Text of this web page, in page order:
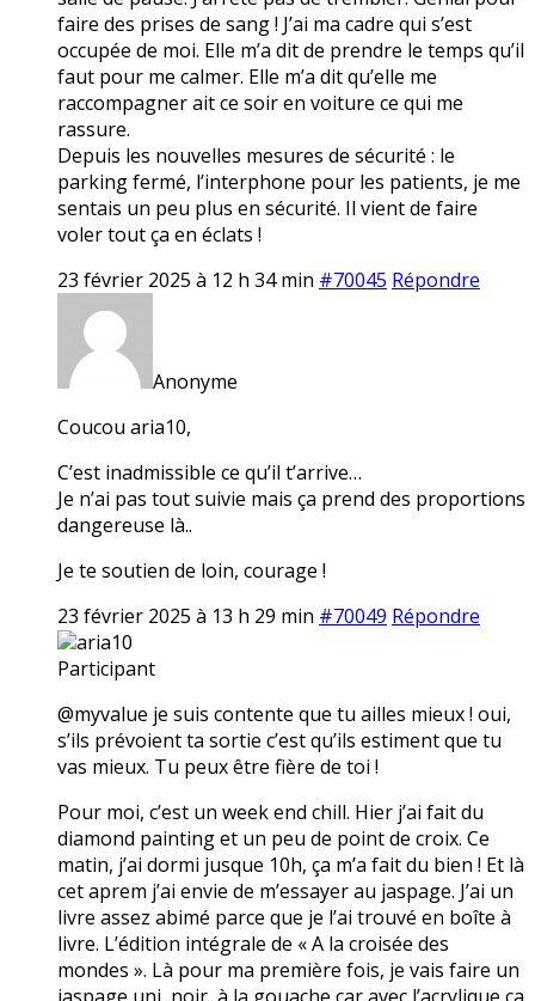
faire des prises de sang ! J’ai ma cadre qui s’est
occupée de moi. Elle m’a dit de prendre le temps qu’il
faut pour me calmer. Elle m’a dit qu’elle me
raccompagner ait ce soir en voiture ce qui me
rassure.
Depuis les nouvelles mesures de sécurité : le
parking fermé, l’interphone pour les patients, je me
sentais un peu plus en sécurité. Il vient de faire
voler tout ça en éclats !
23 février 2025 à 12 h 34 min #70045 Répondre
Anonyme
Coucou aria10,
C’est inadmissible ce qu’il t’arrive…
Je n’ai pas tout suivie mais ça prend des proportions
dangereuse là..
Je te soutien de loin, courage !
23 février 2025 à 13 h 29 min #70049 Répondre
aria10
Participant
@myvalue je suis contente que tu ailles mieux ! oui,
s’ils prévoient ta sortie c’est qu’ils estiment que tu
vas mieux. Tu peux être fière de toi !
Pour moi, c’est un week end chill. Hier j’ai fait du
diamond painting et un peu de point de croix. Ce
matin, j’ai dormi jusque 10h, ça m’a fait du bien ! Et là
cet aprem j’ai envie de m’essayer au jaspage. J’ai un
livre assez abimé parce que je l’ai trouvé en boîte à
livre. L’édition intégrale de « A la croisée des
mondes ». Là pour ma première fois, je vais faire un